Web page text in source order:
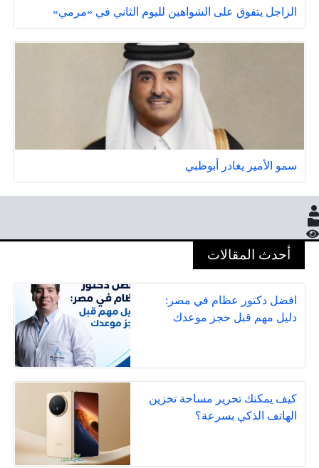
الزاجل يتفوق على الشواهين لليوم الثاني في «مرمي»
سمو الأمير يغادر أبوظبي
أحدث المقالات
افضل دكتور عظام في مصر:
دليل مهم قبل حجز موعدك
كيف يمكنك تحرير مساحة تخزين
الهاتف الذكي بسرعة؟